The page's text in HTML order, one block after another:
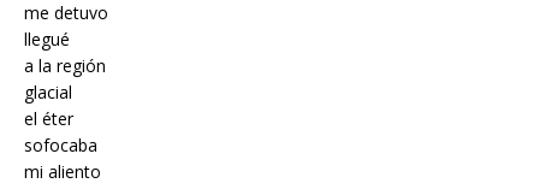
me detuvo
llegué
a la región
glacial
el éter
sofocaba
mi aliento